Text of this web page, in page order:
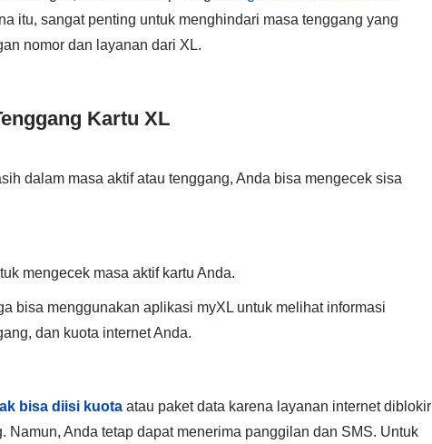
itu, sangat penting untuk menghindari masa tenggang yang
nomor dan layanan dari XL.
Kartu XL
dalam masa aktif atau tenggang, Anda bisa mengecek sisa
mengecek masa aktif kartu Anda.
bisa menggunakan aplikasi myXL untuk melihat informasi
dan kuota internet Anda.
bisa diisi kuota atau paket data karena layanan internet diblokir
Namun, Anda tetap dapat menerima panggilan dan SMS. Untuk